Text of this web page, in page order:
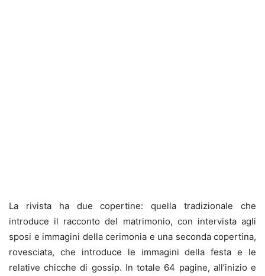
La rivista ha due copertine: quella tradizionale che
introduce il racconto del matrimonio, con intervista agli
sposi e immagini della cerimonia e una seconda copertina,
rovesciata, che introduce le immagini della festa e le
relative chicche di gossip. In totale 64 pagine, all’inizio e